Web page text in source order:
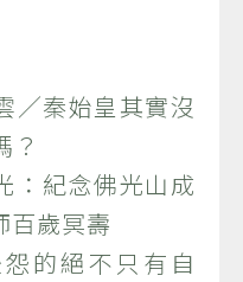
秦始皇其實沒
？
紀念佛光山成
百歲冥壽
的絕不只有自